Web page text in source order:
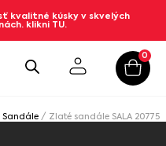
kvalitné kúsky v skvelých
klikni TU.
0
Sandále / Zlaté sandále SALA 20775